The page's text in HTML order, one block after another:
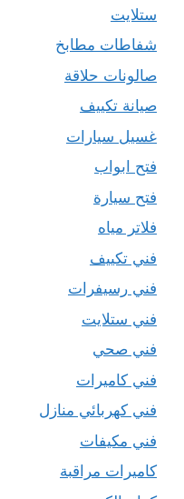
ستلايت
شفاطات مطابخ
صالونات حلاقة
صيانة تكييف
غسيل سيارات
فتح ابواب
فتح سيارة
فلاتر مياه
فني تكييف
فني رسيفرات
فني ستلايت
فني صحي
فني كاميرات
فني كهربائي منازل
فني مكيفات
كاميرات مراقبة